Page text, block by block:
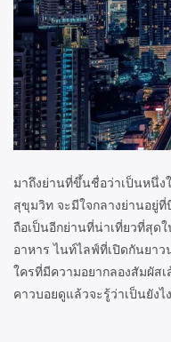
มาถึงย่านที่ขึ้นชื่อว่าเป็นหนึ่
สุขุมวิท จะมีใจกลางย่านอยู่ที่
ถือเป็นอีกย่านที่น่าเที่ยวที่สุด
อาหาร ไนท์ไลฟ์ที่เปิดกันยา
ใครที่มีความอยากลองสัมผัส
คาวบอยดูแล้วจะรู้ว่าเป็นยังไง